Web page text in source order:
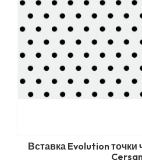
Вставка Evolution